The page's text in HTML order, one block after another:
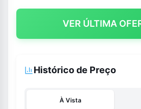
VER ÚLTIMA
Histórico de Preço
À Vista